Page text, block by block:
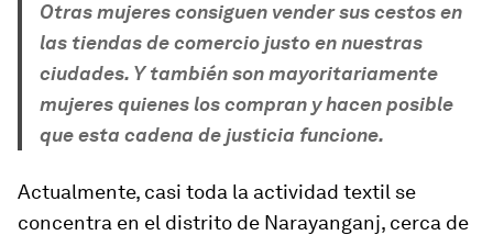
Otras mujeres consiguen vender sus cestos en
las tiendas de comercio justo en nuestras
ciudades. Y también son mayoritariamente
mujeres quienes los compran y hacen posible
que esta cadena de justicia funcione.
Actualmente, casi toda la actividad textil se
concentra en el distrito de Narayanganj, cerca de